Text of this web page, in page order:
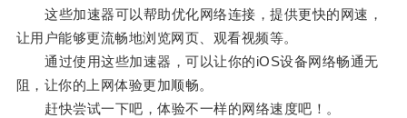
这些加速器可以帮助优化网络连接，提供更快的网速，
让用户能够更流畅地浏览网页、观看视频等。
通过使用这些加速器，可以让你的iOS设备网络畅通无
阻，让你的上网体验更加顺畅。
赶快尝试一下吧，体验不一样的网络速度吧！。